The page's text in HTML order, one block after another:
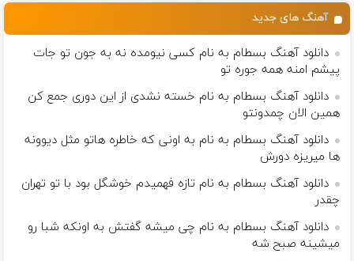
آهنگ های جدید
دانلود آهنگ بسطام به نام کسی نیومده نه به جون تو جات
پیشم امنه همه جوره تو
دانلود آهنگ بسطام به نام خسته نشدی از این دوری جمع کن
همین الان چمدونتو
دانلود آهنگ بسطام به نام به اونی که خاطره هاتو مثل دیوونه
ها میریزه دورش
دانلود آهنگ بسطام به نام تازه فهمیدم خوشگل بود با تو تهران
چقدر
دانلود آهنگ بسطام به نام چی میشه گفتش به اونکه شبا رو
میشینه صبح شه